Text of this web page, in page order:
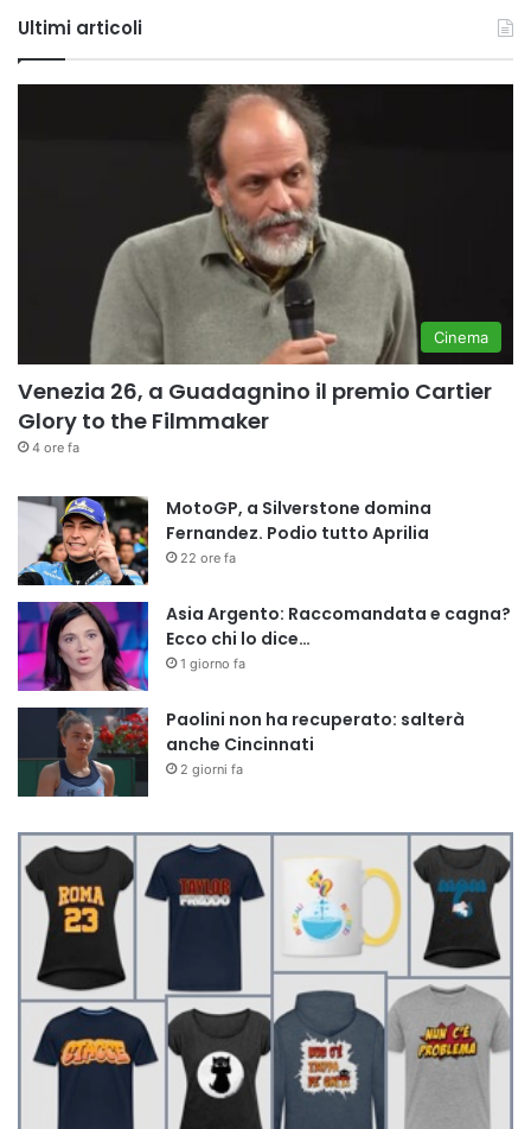
Ultimi articoli
Cinema
Venezia 26, a Guadagnino il premio Cartier
Glory to the Filmmaker
4 ore fa
MotoGP, a Silverstone domina
Fernandez. Podio tutto Aprilia
22 ore fa
Asia Argento: Raccomandata e cagna?
Ecco chi lo dice…
1 giorno fa
Paolini non ha recuperato: salterà
anche Cincinnati
2 giorni fa